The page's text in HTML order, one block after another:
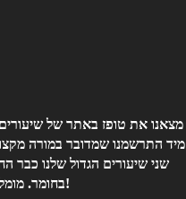
מצאנו את טופז באתר של
מיד התרשמנו שמדובר במורה
שני שיעורים הגדול שלנו כבר
בחומר. מומלצת מאוד!